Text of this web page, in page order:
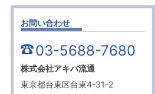
お問い合わせ
03-5688-7680
株式会社アキバ流通
東京都台東区台東4-31-2